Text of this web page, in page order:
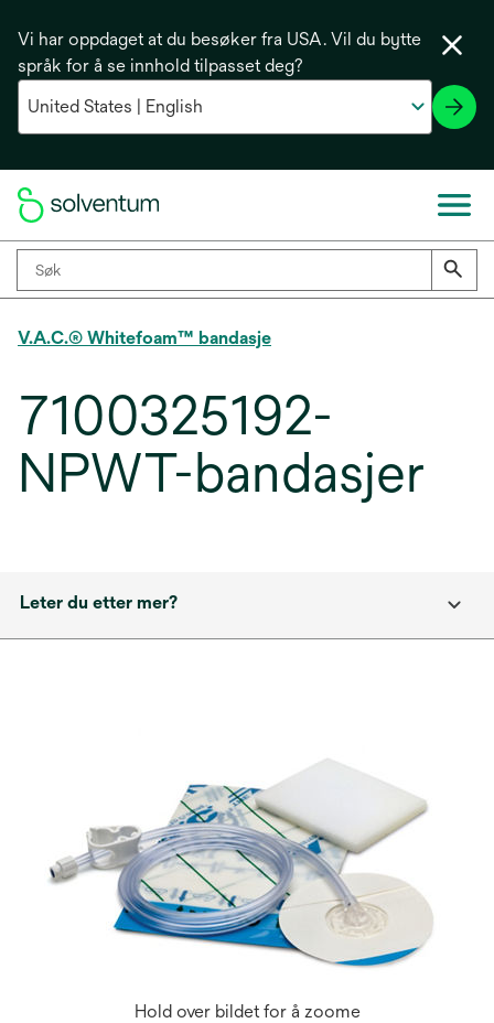
Vi har oppdaget at du besøker fra USA. Vil du bytte
språk for å se innhold tilpasset deg?
V.A.C.® Whitefoam™ bandasje
7100325192-
NPWT-bandasjer
Leter du etter mer?
Hold over bildet for å zoome